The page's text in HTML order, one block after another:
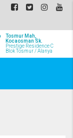
Tosmur Mah,
Kocaosman Sk.
Prestige Residence C
Blok Tosmur / Alanya